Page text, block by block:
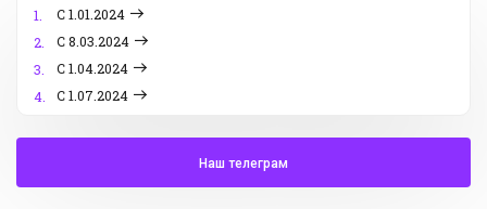
1.
С 1.01.2024
2.
С 8.03.2024
3.
С 1.04.2024
4.
С 1.07.2024
Наш телеграм